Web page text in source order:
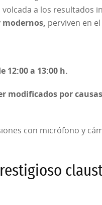
a los resultados
modernos, perviven en
12:00 a 13:00 h.
modificados por
con micrófono y